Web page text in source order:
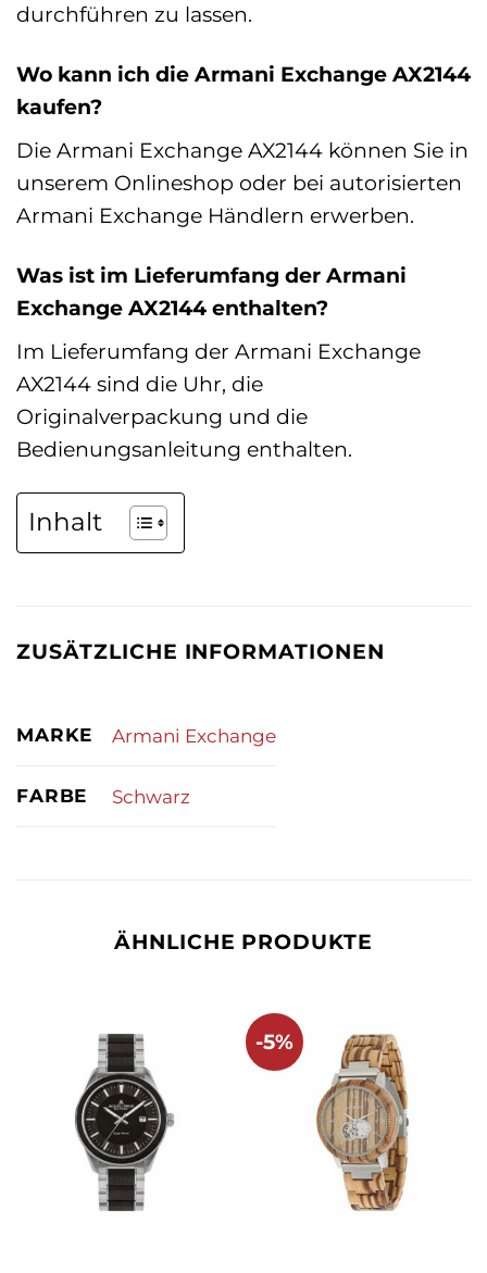
durchführen zu lassen.
Wo kann ich die Armani Exchange AX2144
kaufen?
Die Armani Exchange AX2144 können Sie in
unserem Onlineshop oder bei autorisierten
Armani Exchange Händlern erwerben.
Was ist im Lieferumfang der Armani
Exchange AX2144 enthalten?
Im Lieferumfang der Armani Exchange
AX2144 sind die Uhr, die
Originalverpackung und die
Bedienungsanleitung enthalten.
Inhalt
ZUSÄTZLICHE INFORMATIONEN
MARKE Armani Exchange
FARBE Schwarz
ÄHNLICHE PRODUKTE
-5%